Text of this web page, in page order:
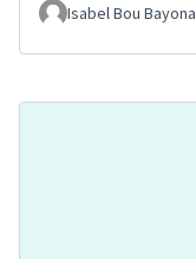
Isabel Bou Bayona